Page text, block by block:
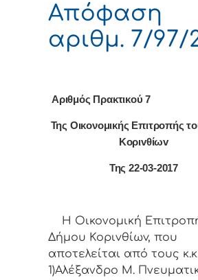
Απόφαση
αριθμ. 7/97/
Αριθμός Πρακτικού 7
Της Οικονομικής Επιτρoπής
Κoριvθίωv
Της 22-03-2017
Η Οικονομική
Δήμoυ Κoριvθίωv, πoυ
απoτελείται από τoυς
1)Αλέξανδρο Μ.